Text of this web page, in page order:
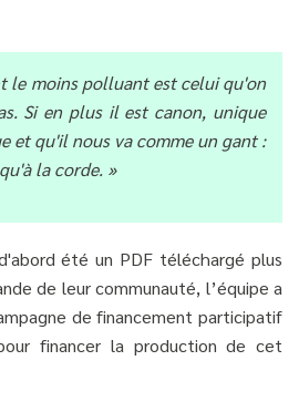
le moins polluant est celui qu'on
Si en plus il est canon, unique
et qu'il nous va comme un gant :
la corde. »
été un PDF téléchargé plus
de leur communauté, l’équipe a
de financement participatif
pour financer la production de cet